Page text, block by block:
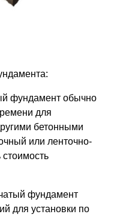
фундамент обычно
для
бетонными
или ленточно-
фундамент
для установки по